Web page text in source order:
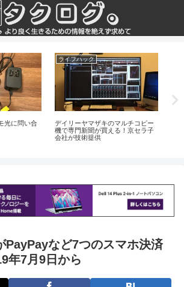
光に問い合
ライフハック
デイリーヤマザキのマルチコピー
機で専門新聞が買える！京セラ子
会社が技術提供
PayPayなど7つのスマホ決済
年7月9日から